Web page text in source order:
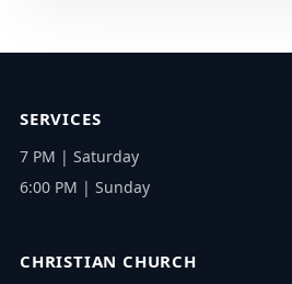
SERVICES
7 PM | Saturday
6:00 PM | Sunday
CHRISTIAN CHURCH